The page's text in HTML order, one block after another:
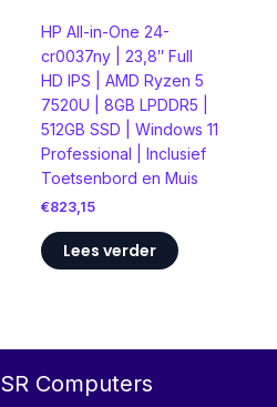
HP All-in-One 24-
cr0037ny | 23,8″ Full
HD IPS | AMD Ryzen 5
7520U | 8GB LPDDR5 |
512GB SSD | Windows 11
Professional | Inclusief
Toetsenbord en Muis
€823,15
Lees verder
SR Computers